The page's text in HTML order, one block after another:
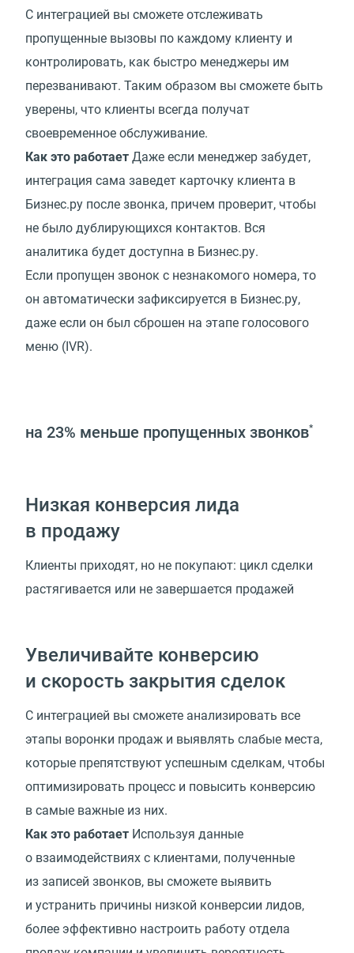
С интеграцией вы сможете отслеживать
пропущенные вызовы по каждому клиенту и
контролировать, как быстро менеджеры им
перезванивают. Таким образом вы сможете быть
уверены, что клиенты всегда получат
своевременное обслуживание.
Как это работает Даже если менеджер забудет,
интеграция сама заведет карточку клиента в
Бизнес.ру после звонка, причем проверит, чтобы
не было дублирующихся контактов. Вся
аналитика будет доступна в Бизнес.ру.
Если пропущен звонок с незнакомого номера, то
он автоматически зафиксируется в Бизнес.ру,
даже если он был сброшен на этапе голосового
меню (IVR).
на 23% меньше пропущенных звонков*
Низкая конверсия лида
в продажу
Клиенты приходят, но не покупают: цикл сделки
растягивается или не завершается продажей
Увеличивайте конверсию
и скорость закрытия сделок
С интеграцией вы сможете анализировать все
этапы воронки продаж и выявлять слабые места,
которые препятствуют успешным сделкам, чтобы
оптимизировать процесс и повысить конверсию
в самые важные из них.
Как это работает Используя данные
о взаимодействиях с клиентами, полученные
из записей звонков, вы сможете выявить
и устранить причины низкой конверсии лидов,
более эффективно настроить работу отдела